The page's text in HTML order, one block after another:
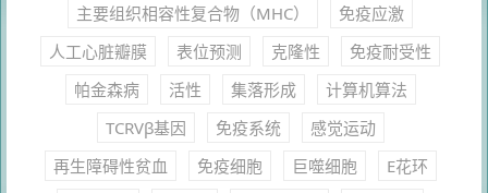
主要组织相容性复合物（MHC）
免疫应激
人工心脏瓣膜
表位预测 克隆性
免疫耐受性
帕金森病
活性 集落形成
计算机算法
TCRVβ基因
免疫系统
感觉运动
再生障碍性贫血
免疫细胞 巨噬细胞
E花环